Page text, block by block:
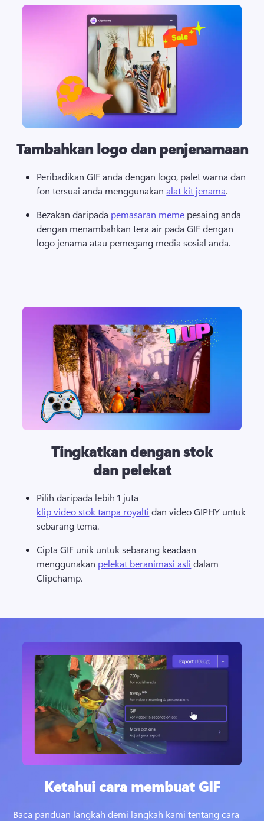
Tambahkan logo dan penjenamaan
Peribadikan GIF anda dengan logo, palet warna dan
fon tersuai anda menggunakan alat kit jenama.
Bezakan daripada pemasaran meme pesaing anda
dengan menambahkan tera air pada GIF dengan
logo jenama atau pemegang media sosial anda.
Tingkatkan dengan stok
dan pelekat
Pilih daripada lebih 1 juta
klip video stok tanpa royalti dan video GIPHY untuk
sebarang tema.
Cipta GIF unik untuk sebarang keadaan
menggunakan pelekat beranimasi asli dalam
Clipchamp.
Ketahui cara membuat GIF
Baca panduan langkah demi langkah kami tentang cara